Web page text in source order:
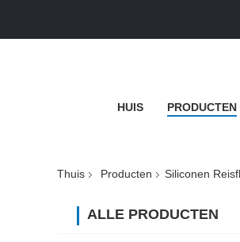
HUIS PRODUCTEN
Thuis Producten Siliconen
ALLE PRODUCTEN